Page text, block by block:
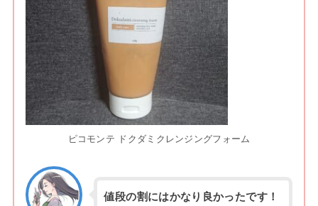
ピコモンテ ドクダミクレンジングフォーム
値段の割にはかなり良かったです！